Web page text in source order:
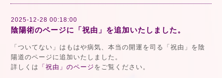
2025-12-28 00:18:00
陰陽術のページに「祝由」を追加いたしました。
「ついてない」はもはや病気、本当の開運を司る「祝由」を陰
陽道のページに追加いたしました。
詳しくは 「祝由」のページ をご覧ください。